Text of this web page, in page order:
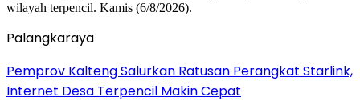
Palangkaraya
Pemprov Kalteng Salurkan Ratusan Perangkat Starlink,
Internet Desa Terpencil Makin Cepat